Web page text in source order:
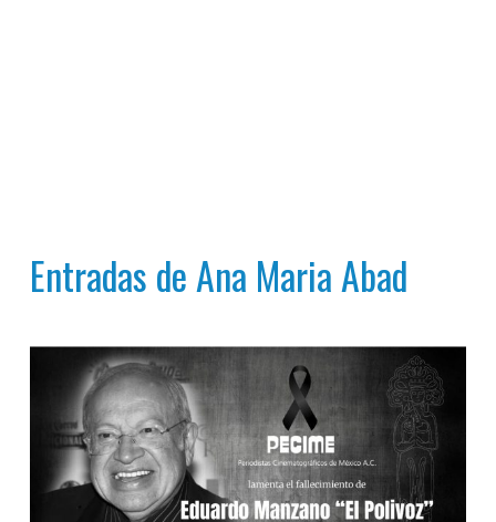
Entradas de Ana Maria Abad